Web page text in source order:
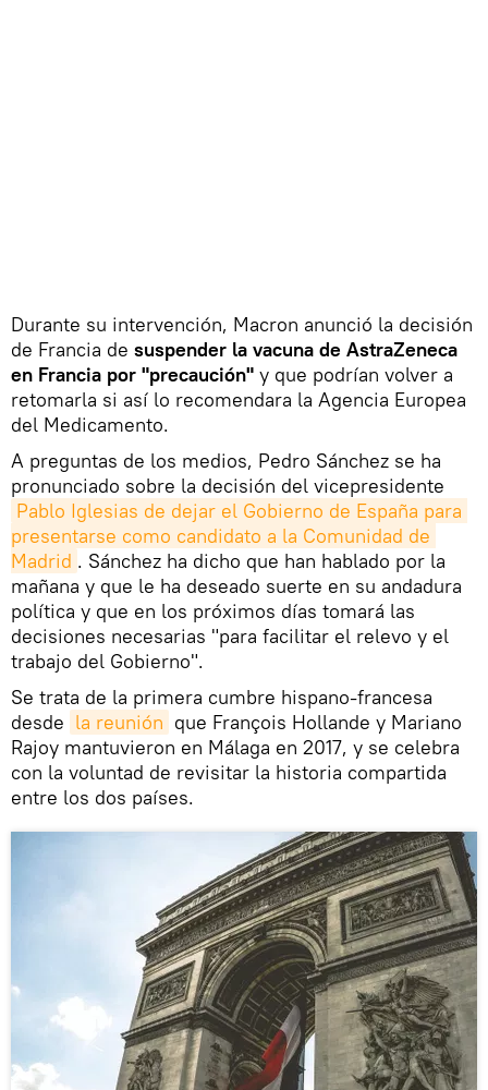
Durante su intervención, Macron anunció la decisión
de Francia de suspender la vacuna de AstraZeneca
en Francia por "precaución" y que podrían volver a
retomarla si así lo recomendara la Agencia Europea
del Medicamento.
A preguntas de los medios, Pedro Sánchez se ha
pronunciado sobre la decisión del vicepresidente
Pablo Iglesias de dejar el Gobierno de España para
presentarse como candidato a la Comunidad de
Madrid . Sánchez ha dicho que han hablado por la
mañana y que le ha deseado suerte en su andadura
política y que en los próximos días tomará las
decisiones necesarias "para facilitar el relevo y el
trabajo del Gobierno".
Se trata de la primera cumbre hispano-francesa
desde la reunión que François Hollande y Mariano
Rajoy mantuvieron en Málaga en 2017, y se celebra
con la voluntad de revisitar la historia compartida
entre los dos países.